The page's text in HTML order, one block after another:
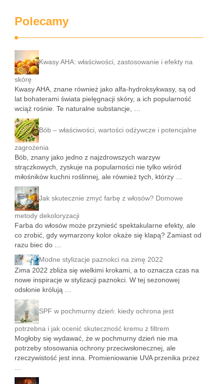
Polecamy
Kwasy AHA: właściwości, zastosowanie i efekty na
skórę
Kwasy AHA, znane również jako alfa-hydroksykwasy, są od
lat bohaterami świata pielęgnacji skóry, a ich popularność
wciąż rośnie. Te naturalne substancje, …
Bób – właściwości, wartości odżywcze i potencjalne
zagrożenia
Bób, znany jako jedno z najzdrowszych warzyw
strączkowych, zyskuje na popularności nie tylko wśród
miłośników kuchni roślinnej, ale również tych, którzy …
Jak skutecznie zmyć farbę z włosów? Domowe
metody dekoloryzacji
Farba do włosów może przynieść spektakularne efekty, ale
co zrobić, gdy wymarzony kolor okaże się klapą? Zamiast od
razu biec do …
Modne stylizacje paznokci na zimę 2022
Zima 2022 zbliża się wielkimi krokami, a to oznacza czas na
nowe inspiracje w stylizacji paznokci. W tej sezonowej
odsłonie królują …
SPF w pochmurny dzień: kiedy ochrona jest
potrzebna i jak ocenić skuteczność kremu z filtrem
Mogłoby się wydawać, że w pochmurny dzień nie ma
potrzeby stosowania ochrony przeciwsłonecznej, ale
rzeczywistość jest inna. Promieniowanie UVA przenika przez
…